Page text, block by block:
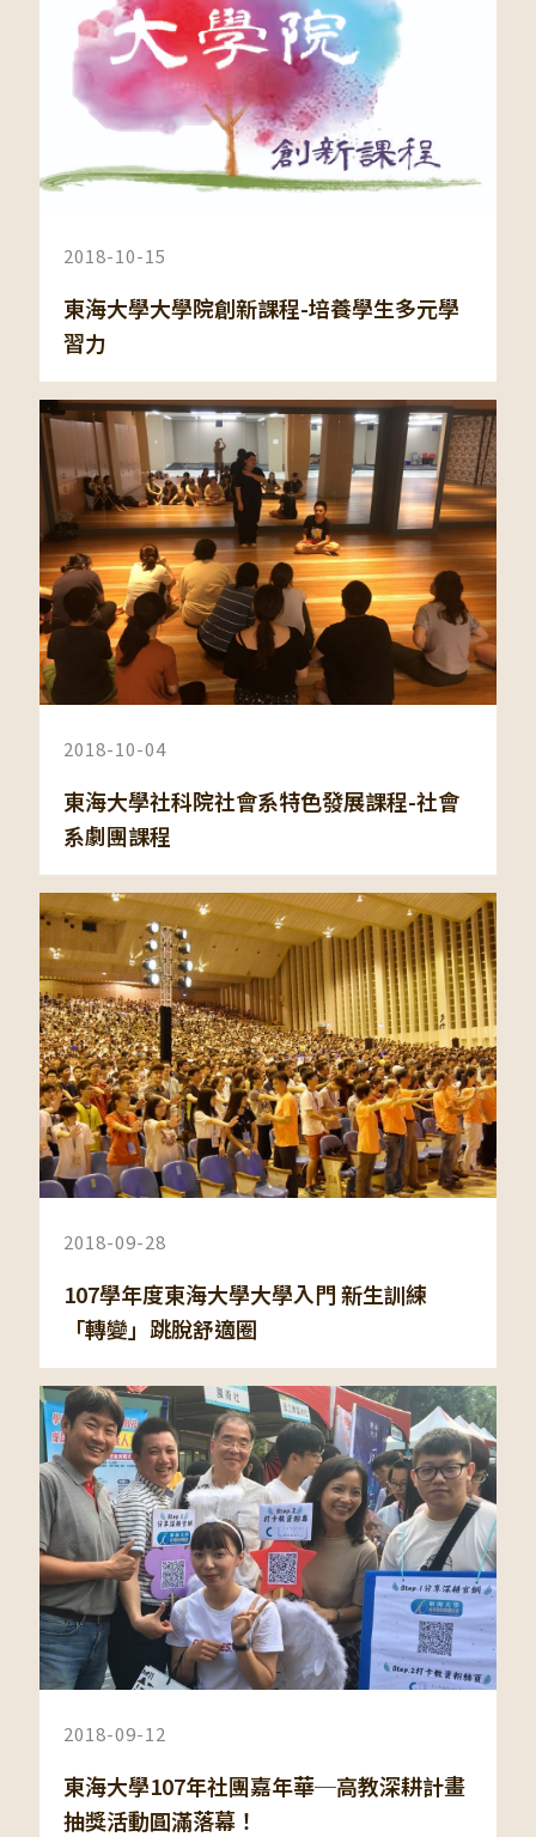
2018-10-15
東海大學大學院創新課程-培養學生多元學
習力
2018-10-04
東海大學社科院社會系特色發展課程-社會
系劇團課程
2018-09-28
107學年度東海大學大學入門 新生訓練
「轉變」跳脫舒適圈
2018-09-12
東海大學107年社團嘉年華─高教深耕計畫
抽獎活動圓滿落幕！